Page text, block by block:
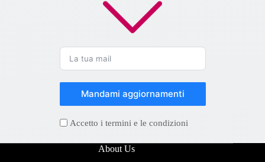
Mandami aggiornamenti
Accetto i termini e le condizioni
About Us